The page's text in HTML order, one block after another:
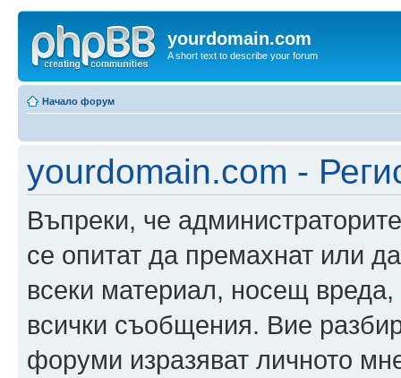
yourdomain.com
A short text to describe your forum
Начало форум
yourdomain.com -
Въпреки, че
се опитат да премахнат или
всеки материал, носещ
всички съобщения. Вие
форуми изразяват личното